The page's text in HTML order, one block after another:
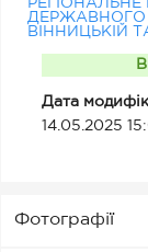
ветеринарної
ДЕРЖАВНОГО
ВІННИЦЬКІЙ
Дата
14.05.2025
Фотографії